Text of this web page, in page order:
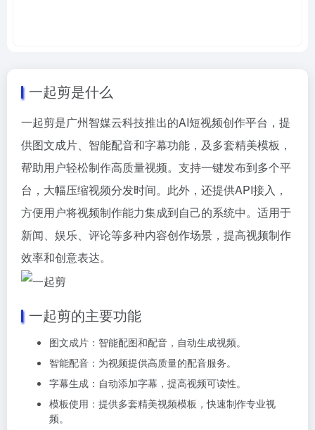
一起剪是什么
一起剪是广州智媒云科技推出的AI短视频创作平台，提
供图文成片、智能配音和字幕功能，及多套精美模板，
帮助用户轻松制作高质量视频。支持一键发布到多个平
台，大幅压缩视频分发时间。此外，还提供API接入，
方便用户将视频制作能力集成到自己的系统中。适用于
新闻、娱乐、评论等多种内容创作场景，提高视频制作
效率和创意表达。
一起剪的主要功能
图文成片：智能配图和配音，自动生成视频。
智能配音：为视频提供高质量的配音服务。
字幕生成：自动添加字幕，提高视频可读性。
模板使用：提供多套精美视频模板，快速制作专业视
频。